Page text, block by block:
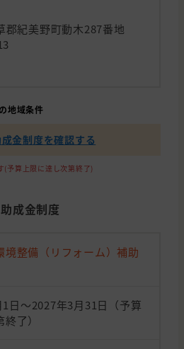
郡紀美野町動木287番地
地域条件
金制度を確認する
予算上限に達し次第終了)
成金制度
境整備（リフォーム）補助
日〜2027年3月31日（予算
了）